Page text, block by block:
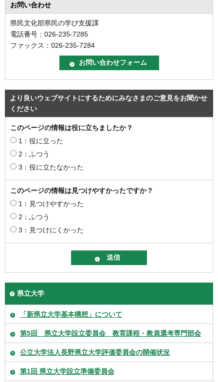
お問い合わせ
県民文化部県民の学び支援課
電話番号：026-235-7285
ファックス：026-235-7284
より良いウェブサイトにするためにみなさまのご意見をお聞かせ
ください
このページの情報は役に立ちましたか？
1：役に立った
2：ふつう
3：役に立たなかった
このページの情報は見つけやすかったですか？
1：見つけやすかった
2：ふつう
3：見つけにくかった
県立大学
「新県立大学基本構想」について
第5回 県立大学設立委員会 教育課程・教員選考専門部会
公立大学法人長野県立大学評価委員会の開催状況
第1回 県立大学設立準備委員会